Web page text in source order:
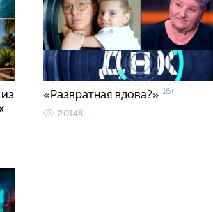
«Развратная вдова?» 16+
20148